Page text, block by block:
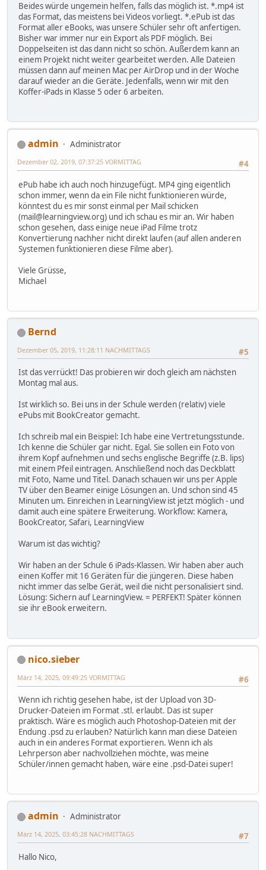
Beides würde ungemein helfen, falls das möglich ist. *.mp4 ist
das Format, das meistens bei Videos vorliegt. *.ePub ist das
Format aller eBooks, was unsere Schüler sehr oft anfertigen.
Bisher war immer nur ein Export als PDF möglich. Bei
Doppelseiten ist das dann nicht so schön. Außerdem kann an
einem Projekt nicht weiter gearbeitet werden. Alle Dateien
müssen dann auf meinen Mac per AirDrop und in der Woche
darauf wieder an die Geräte. Jedenfalls, wenn wir mit den
Koffer-iPads in Klasse 5 oder 6 arbeiten.
admin
Administrator
#4
Dezember 02, 2019, 07:37:25 VORMITTAG
ePub habe ich auch noch hinzugefügt. MP4 ging eigentlich
schon immer, wenn da ein File nicht funktionieren würde,
könntest du es mir sonst einmal per Mail schicken
(mail@learningview.org) und ich schau es mir an. Wir haben
schon gesehen, dass einige neue iPad Filme trotz
Konvertierung nachher nicht direkt laufen (auf allen anderen
Systemen funktionieren diese Filme aber).
Viele Grüsse,
Michael
Bernd
#5
Dezember 05, 2019, 11:28:11 NACHMITTAGS
Ist das verrückt! Das probieren wir doch gleich am nächsten
Montag mal aus.
Ist wirklich so. Bei uns in der Schule werden (relativ) viele
ePubs mit BookCreator gemacht.
Ich schreib mal ein Beispiel: Ich habe eine Vertretungsstunde.
Ich kenne die Schüler gar nicht. Egal. Sie sollen ein Foto von
ihrem Kopf aufnehmen und sechs englische Begriffe (z.B. lips)
mit einem Pfeil eintragen. Anschließend noch das Deckblatt
mit Foto, Name und Titel. Danach schauen wir uns per Apple
TV über den Beamer einige Lösungen an. Und schon sind 45
Minuten um. Einreichen in LearningView ist jetzt möglich - und
damit auch eine spätere Erweiterung. Workflow: Kamera,
BookCreator, Safari, LearningView
Warum ist das wichtig?
Wir haben an der Schule 6 iPads-Klassen. Wir haben aber auch
einen Koffer mit 16 Geräten für die jüngeren. Diese haben
nicht immer das selbe Gerät, weil die nicht personalisiert sind.
Lösung: Sichern auf LearningView. = PERFEKT! Später können
sie ihr eBook erweitern.
nico.sieber
#6
März 14, 2025, 09:49:25 VORMITTAG
Wenn ich richtig gesehen habe, ist der Upload von 3D-
Drucker-Dateien im Format .stl. erlaubt. Das ist super
praktisch. Wäre es möglich auch Photoshop-Dateien mit der
Endung .psd zu erlauben? Natürlich kann man diese Dateien
auch in ein anderes Format exportieren. Wenn ich als
Lehrperson aber nachvollziehen möchte, was meine
Schüler/innen gemacht haben, wäre eine .psd-Datei super!
admin
Administrator
#7
März 14, 2025, 03:45:28 NACHMITTAGS
Hallo Nico,